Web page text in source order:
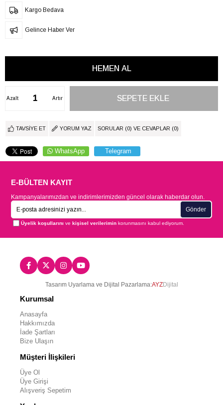
Kargo Bedava
Gelince Haber Ver
Artır
Azalt
TAVSIYE ET YORUM YAZ SORULAR (0) VE CEVAPLAR (0)
WhatsApp Telegram
E-BÜLTEN KAYIT
Kampanyalarımızdan ve indirimlerimizden güncel olarak haberdar olun.
Gönder
Üyelik koşullarını vekişisel verilerimin korunmasını kabul ediyorum.
Tasarım Uyarlama ve Dijital Pazarlama:AYZDijital
Kurumsal
Anasayfa
Hakkımızda
İade Şartları
Bize Ulaşın
Müşteri İlişkileri
Üye Ol
Üye Girişi
Alışveriş Sepetim